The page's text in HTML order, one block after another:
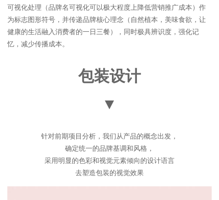
可视化处理（品牌名可视化可以极大程度上降低营销推广成本）作
为标志图形符号，并传递品牌核心理念（自然植本，美味食欲，让
健康的生活融入消费者的一日三餐），同时极具辨识度，强化记
忆，减少传播成本。
包装设计
▼
针对前期项目分析，我们从产品的概念出发，
确定统一的品牌基调和风格，
采用明显的色彩和视觉元素倾向的设计语言
去塑造包装的视觉效果